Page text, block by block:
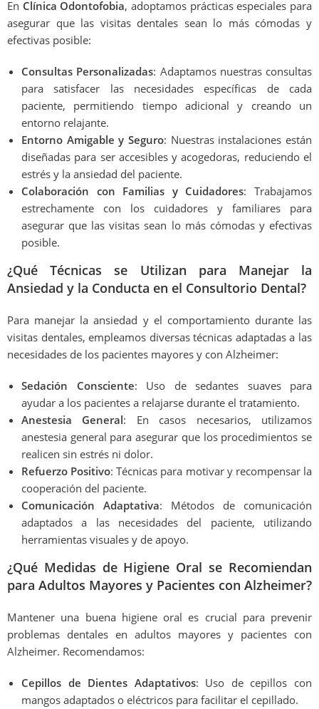
En Clínica Odontofobia, adoptamos prácticas especiales para
asegurar que las visitas dentales sean lo más cómodas y
efectivas posible:
Consultas Personalizadas: Adaptamos nuestras consultas
para satisfacer las necesidades específicas de cada
paciente, permitiendo tiempo adicional y creando un
entorno relajante.
Entorno Amigable y Seguro: Nuestras instalaciones están
diseñadas para ser accesibles y acogedoras, reduciendo el
estrés y la ansiedad del paciente.
Colaboración con Familias y Cuidadores: Trabajamos
estrechamente con los cuidadores y familiares para
asegurar que las visitas sean lo más cómodas y efectivas
posible.
¿Qué Técnicas se Utilizan para Manejar la
Ansiedad y la Conducta en el Consultorio Dental?
Para manejar la ansiedad y el comportamiento durante las
visitas dentales, empleamos diversas técnicas adaptadas a las
necesidades de los pacientes mayores y con Alzheimer:
Sedación Consciente: Uso de sedantes suaves para
ayudar a los pacientes a relajarse durante el tratamiento.
Anestesia General: En casos necesarios, utilizamos
anestesia general para asegurar que los procedimientos se
realicen sin estrés ni dolor.
Refuerzo Positivo: Técnicas para motivar y recompensar la
cooperación del paciente.
Comunicación Adaptativa: Métodos de comunicación
adaptados a las necesidades del paciente, utilizando
herramientas visuales y de apoyo.
¿Qué Medidas de Higiene Oral se Recomiendan
para Adultos Mayores y Pacientes con Alzheimer?
Mantener una buena higiene oral es crucial para prevenir
problemas dentales en adultos mayores y pacientes con
Alzheimer. Recomendamos:
Cepillos de Dientes Adaptativos: Uso de cepillos con
mangos adaptados o eléctricos para facilitar el cepillado.